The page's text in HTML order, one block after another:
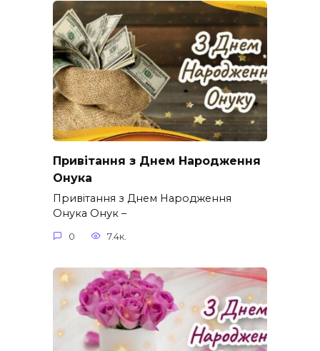
Привітання з Днем Народження
Онука
Привітання з Днем Народження
Онука Онук –
0 7.4к.